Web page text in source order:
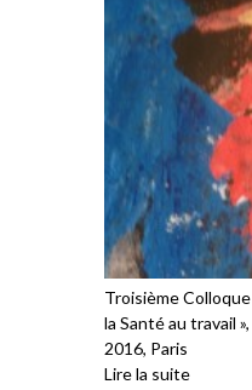
Troisième
la Santé au travail
2016, Paris
Lire la suite